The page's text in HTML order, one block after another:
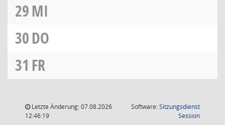
29MI
30DO
31 FR
Letzte Änderung: 07.08.2026
12:46:19
Software:Sitzungsdienst
Session(Wird in